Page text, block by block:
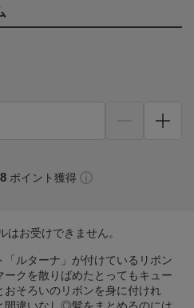
8 ポイント獲得
お受けできません。
ルターナ」が付けているリボン
クを散りばめたとってもキュー
おそろいのリボンを身に付けれ